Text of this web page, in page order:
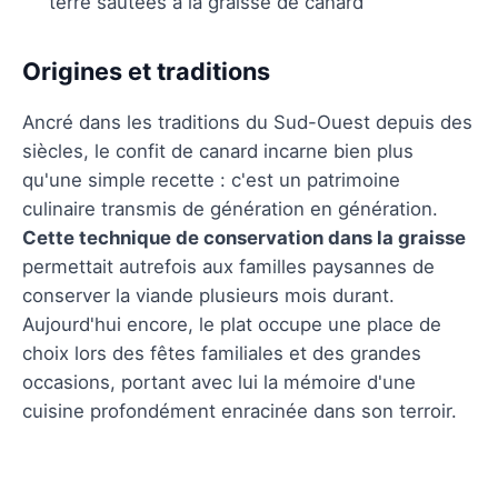
Origines et traditions
Ancré dans les traditions du Sud-Ouest depuis des
siècles, le confit de canard incarne bien plus
qu'une simple recette : c'est un patrimoine
culinaire transmis de génération en génération.
Cette technique de conservation dans la graisse
permettait autrefois aux familles paysannes de
conserver la viande plusieurs mois durant.
Aujourd'hui encore, le plat occupe une place de
choix lors des fêtes familiales et des grandes
occasions, portant avec lui la mémoire d'une
cuisine profondément enracinée dans son terroir.